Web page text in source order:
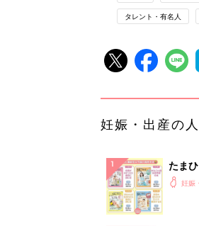
タレント・有名人
妊娠・出産の
たま
妊娠